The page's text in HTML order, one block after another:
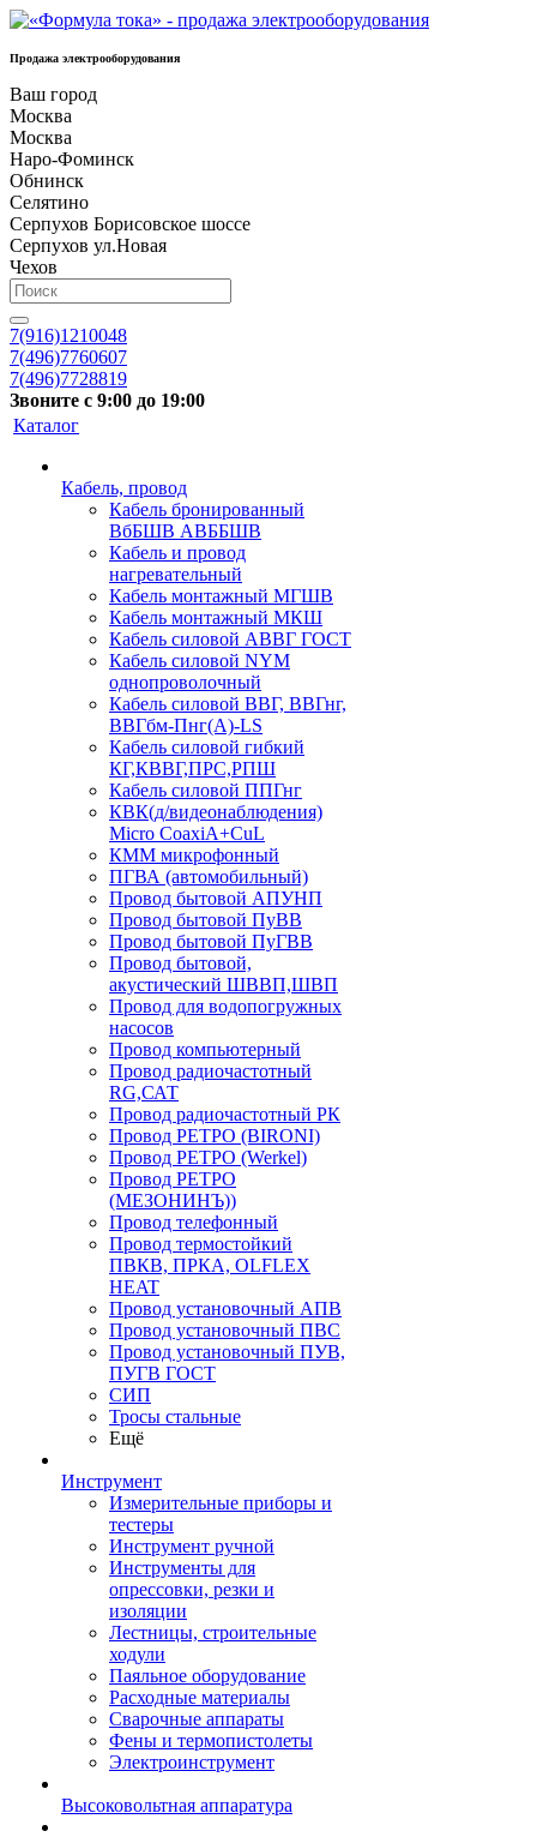
Продажа электрооборудования
Ваш город
Москва
Москва
Наро-Фоминск
Обнинск
Селятино
Серпухов Борисовское шоссе
Серпухов ул.Новая
Чехов
7(916)1210048
7(496)7760607
7(496)7728819
Звоните с 9:00 до 19:00
Каталог
Кабель, провод
Кабель бронированный
ВбБШВ АВББШВ
Кабель и провод
нагревательный
Кабель монтажный МГШВ
Кабель монтажный МКШ
Кабель силовой АВВГ ГОСТ
Кабель силовой NYM
однопроволочный
Кабель силовой ВВГ, ВВГнг,
ВВГбм-Пнг(А)-LS
Кабель силовой гибкий
КГ,КВВГ,ПРС,РПШ
Кабель силовой ППГнг
КВК(д/видеонаблюдения)
Micro CoaxiA+CuL
КММ микрофонный
ПГВА (автомобильный)
Провод бытовой АПУНП
Провод бытовой ПуВВ
Провод бытовой ПуГВВ
Провод бытовой,
акустический ШВВП,ШВП
Провод для водопогружных
насосов
Провод компьютерный
Провод радиочастотный
RG,САТ
Провод радиочастотный РК
Провод РЕТРО (BIRONI)
Провод РЕТРО (Werkel)
Провод РЕТРО
(МЕЗОНИНЪ))
Провод телефонный
Провод термостойкий
ПВКВ, ПРКА, OLFLEX
HEAT
Провод установочный АПВ
Провод установочный ПВС
Провод установочный ПУВ,
ПУГВ ГОСТ
СИП
Тросы стальные
Ещё
Инструмент
Измерительные приборы и
тестеры
Инструмент ручной
Инструменты для
опрессовки, резки и
изоляции
Лестницы, строительные
ходули
Паяльное оборудование
Расходные материалы
Сварочные аппараты
Фены и термопистолеты
Электроинструмент
Высоковольтная аппаратура